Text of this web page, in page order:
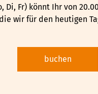
Di, Fr) könnt Ihr von
wir für den heutigen
buchen